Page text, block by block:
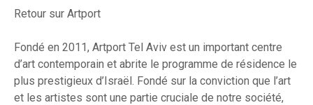
Retour sur Artport
Fondé en 2011, Artport Tel Aviv est un important centre
d’art contemporain et abrite le programme de résidence le
plus prestigieux d’Israël. Fondé sur la conviction que l’art
et les artistes sont une partie cruciale de notre société,